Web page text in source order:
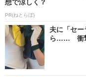
想で涼しく？
PR(ねとらぼ)
夫に「セ
ら…… 衝撃